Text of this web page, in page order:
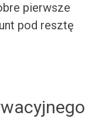
pierwsze
pod resztę